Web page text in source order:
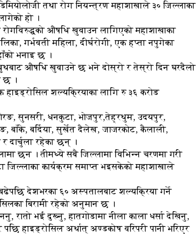
तथा रोग नियन्त्रण महाशाखाले ३० जिल्लाका
हो ।
रोगविरुद्धको औषधि खुवाउन लागिएको महाशाखाका
गर्भवती महिला, दीर्घरोगी, एक हप्ता नपुगेका
भनाइ छ ।
औषधि खुवाउने छ भने दोस्रो र तेस्रो दिन घरदैलो
छ ।
हाइड्रोसिल शल्यक्रियाका लागि रु ३६ करोड
सुनसरी, धनकुटा, भोजपुर,तेह्रथुम, उदयपुर,
बाँके, बर्दिया, सुर्खेत दैलेख, जाजरकोट, कैलाली,
दार्चुला रहेका छन् ।
छन । तीमध्ये सबै जिल्लामा विभिन्न चरणमा गरी
कार्यक्रम समाप्त भइसकेको महाशाखाले
बढेपछि देशभरका ६० अस्पतालबाट शल्यक्रिया गर्ने
बिरामी रहेको अनुमान छ ।
रातो भई दुख्नु, हातगोडामा नीला काला धर्सा देखिनु,
हाइड्रोसिल अर्थात् अण्डकोष वरिपरी पानी भरिएर